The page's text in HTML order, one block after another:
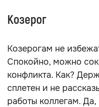
Козерог
Козерогам не
Спокойно, можно
конфликта. Как?
сплетен и не
работы коллегам.